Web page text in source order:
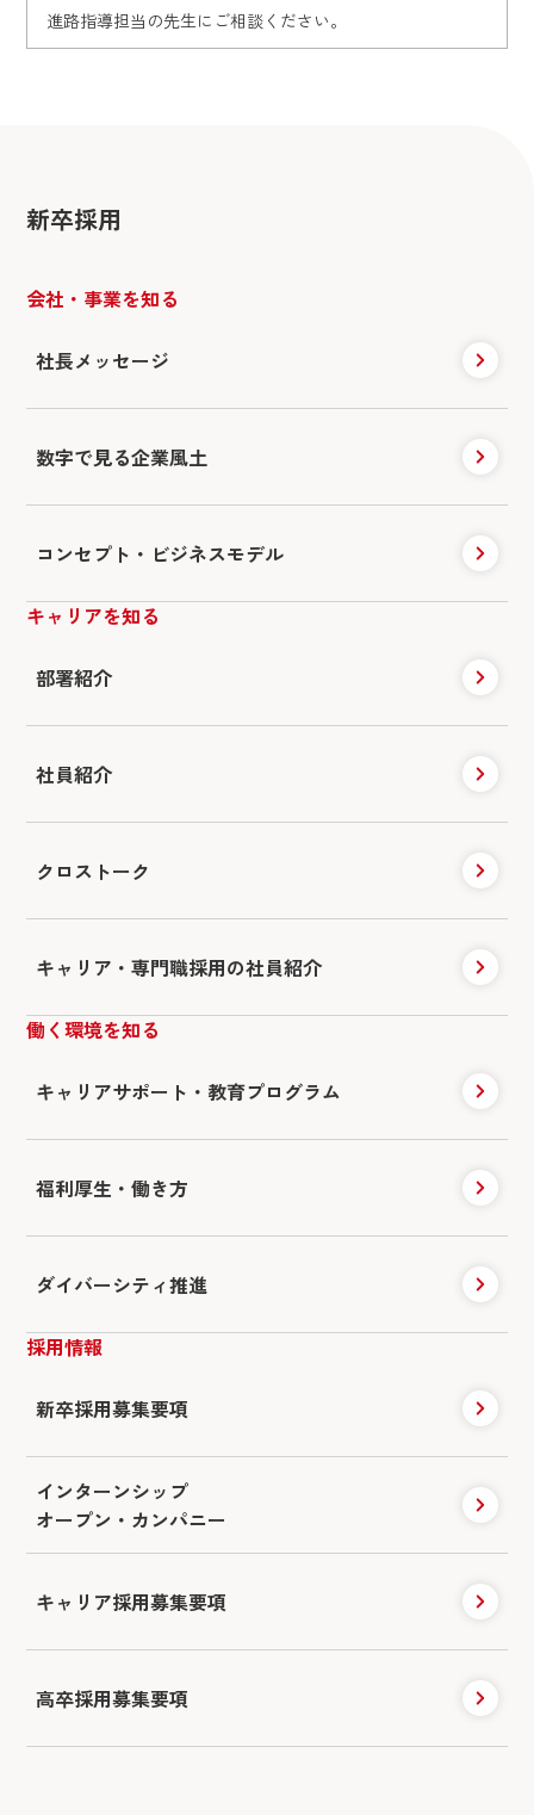
進路指導担当の先生にご相談ください。
新卒採用
会社・事業を知る
社長メッセージ
数字で見る企業風土
コンセプト・ビジネスモデル
キャリアを知る
部署紹介
社員紹介
クロストーク
キャリア・専門職採用の社員紹介
働く環境を知る
キャリアサポート・ 教育プログラム
福利厚生・働き方
ダイバーシティ推進
採用情報
新卒採用募集要項
インターンシップ
オープン・カンパニー
キャリア採用募集要項
高卒採用募集要項